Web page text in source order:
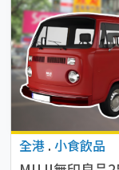
全港 . 小食飲品